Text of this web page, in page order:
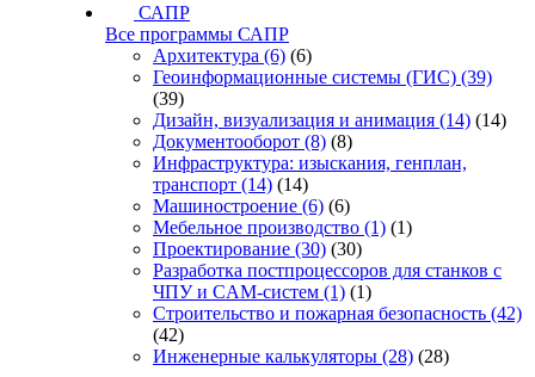
САПР
Все программы САПР
Архитектура (6) (6)
Геоинформационные системы (ГИС) (39)
(39)
Дизайн, визуализация и анимация (14) (14)
Документооборот (8) (8)
Инфраструктура: изыскания, генплан,
транспорт (14) (14)
Машиностроение (6) (6)
Мебельное производство (1) (1)
Проектирование (30) (30)
Разработка постпроцессоров для станков с
ЧПУ и CAM-систем (1) (1)
Строительство и пожарная безопасность (42)
(42)
Инженерные калькуляторы (28) (28)